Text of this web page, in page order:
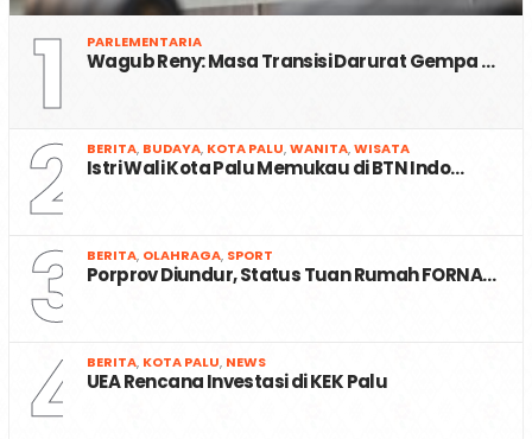
1 PARLEMENTARIA
Wagub Reny: Masa Transisi Darurat Gempa …
2 BERITA, BUDAYA, KOTA PALU,WANITA,WISATA
Istri Wali Kota Palu Memukau di BTN Indo…
3 BERITA, OLAHRAGA, SPORT
Porprov Diundur, Status Tuan Rumah FORNA…
4 BERITA, KOTA PALU, NEWS
UEA Rencana Investasi di KEK Palu